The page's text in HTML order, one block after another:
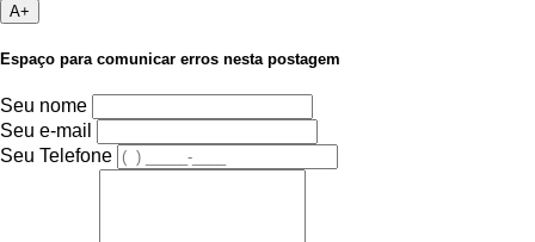
A+
Espaço para comunicar erros nesta postagem
Seu nome
Seu e-mail
Seu Telefone